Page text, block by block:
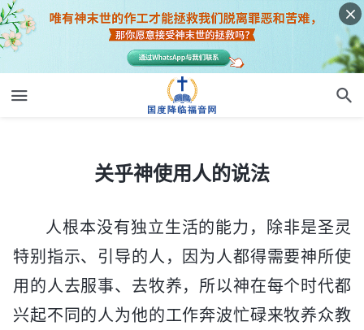
关乎神使用人的说法
人根本没有独立生活的能力，除非是圣灵
特别指示、引导的人，因为人都得需要神所使
用的人去服事、去牧养，所以神在每个时代都
兴起不同的人为他的工作奔波忙碌来牧养众教